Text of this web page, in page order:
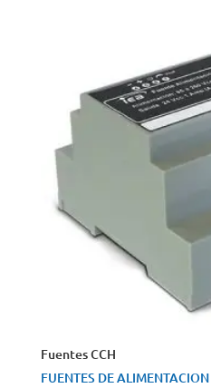
Fuentes CCH
FUENTES DE